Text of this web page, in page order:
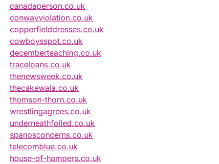
canadaperson.co.uk
conwayviolation.co.uk
copperfielddresses.co.uk
cowboysspot.co.uk
decemberteaching.co.uk
traceloans.co.uk
thenewsweek.co.uk
thecakewala.co.uk
thomson-thorn.co.uk
wrestlingagrees.co.uk
underneathfoiled.co.uk
spanosconcerns.co.uk
telecomblue.co.uk
house-of-hampers.co.uk